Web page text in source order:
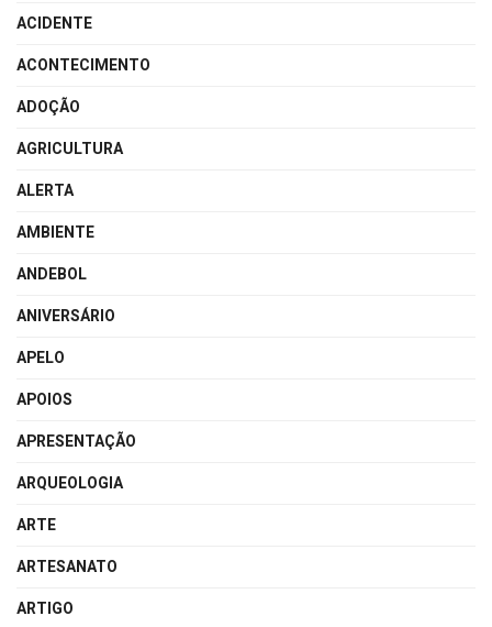
ACIDENTE
ACONTECIMENTO
ADOÇÃO
AGRICULTURA
ALERTA
AMBIENTE
ANDEBOL
ANIVERSÁRIO
APELO
APOIOS
APRESENTAÇÃO
ARQUEOLOGIA
ARTE
ARTESANATO
ARTIGO